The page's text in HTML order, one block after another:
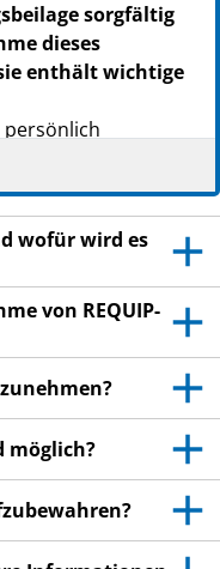
sorgfältig
dieses
enthält wichtige
Dritte weiter. Es
auch wenn diese
Sie.
Vielleicht möchten
Sie sich an
wenden Sie
Dies gilt auch
dieser
Siehe Abschnitt
wofür wird es
von REQUIP-
möglich?